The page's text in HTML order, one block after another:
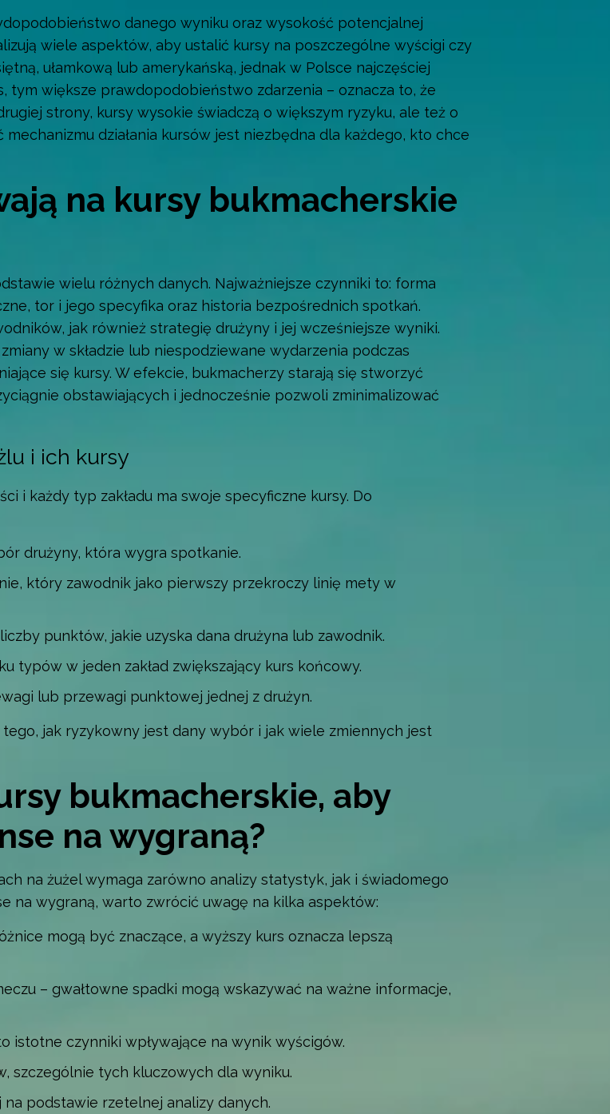
danego wyniku oraz wysokość potencjalnej
wiele aspektów, aby ustalić kursy na poszczególne wyścigi czy
ułamkową lub amerykańską, jednak w Polsce najczęściej
tym większe prawdopodobieństwo zdarzenia – oznacza to, że
strony, kursy wysokie świadczą o większym ryzyku, ale też o
działania kursów jest niezbędna dla każdego, kto chce
na kursy bukmacherskie
wielu różnych danych. Najważniejsze czynniki to: forma
tor i jego specyfika oraz historia bezpośrednich spotkań.
jak również strategię drużyny i jej wcześniejsze wyniki.
w składzie lub niespodziewane wydarzenia podczas
się kursy. W efekcie, bukmacherzy starają się stworzyć
obstawiających i jednocześnie pozwoli zminimalizować
i ich kursy
i każdy typ zakładu ma swoje specyficzne kursy. Do
drużyny, która wygra spotkanie.
który zawodnik jako pierwszy przekroczy linię mety w
punktów, jakie uzyska dana drużyna lub zawodnik.
typów w jeden zakład zwiększający kurs końcowy.
lub przewagi punktowej jednej z drużyn.
jak ryzykowny jest dany wybór i jak wiele zmiennych jest
bukmacherskie, aby
na wygraną?
na żużel wymaga zarówno analizy statystyk, jak i świadomego
na wygraną, warto zwrócić uwagę na kilka aspektów:
mogą być znaczące, a wyższy kurs oznacza lepszą
– gwałtowne spadki mogą wskazywać na ważne informacje,
istotne czynniki wpływające na wynik wyścigów.
szczególnie tych kluczowych dla wyniku.
podstawie rzetelnej analizy danych.